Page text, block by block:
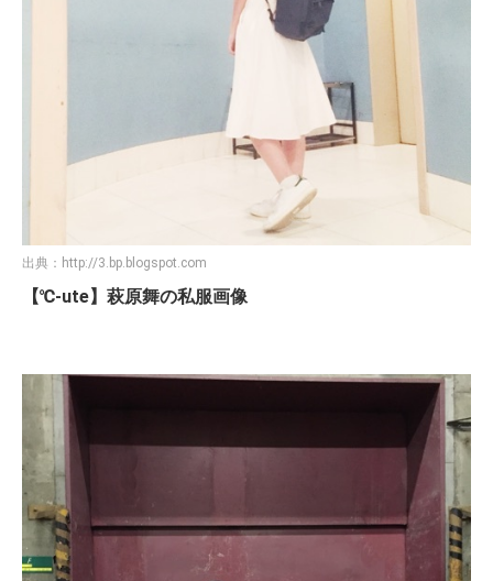
出典： http://3.bp.blogspot.com
【℃-ute】萩原舞の私服画像